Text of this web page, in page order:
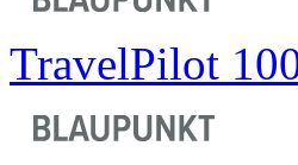
TravelPilot